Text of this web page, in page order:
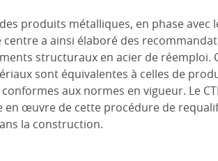
produits métalliques, en phase avec
a ainsi élaboré des
structuraux en acier de réemploi.
sont équivalentes à celles de
aux normes en vigueur. Le
en œuvre de cette procédure de
la construction.